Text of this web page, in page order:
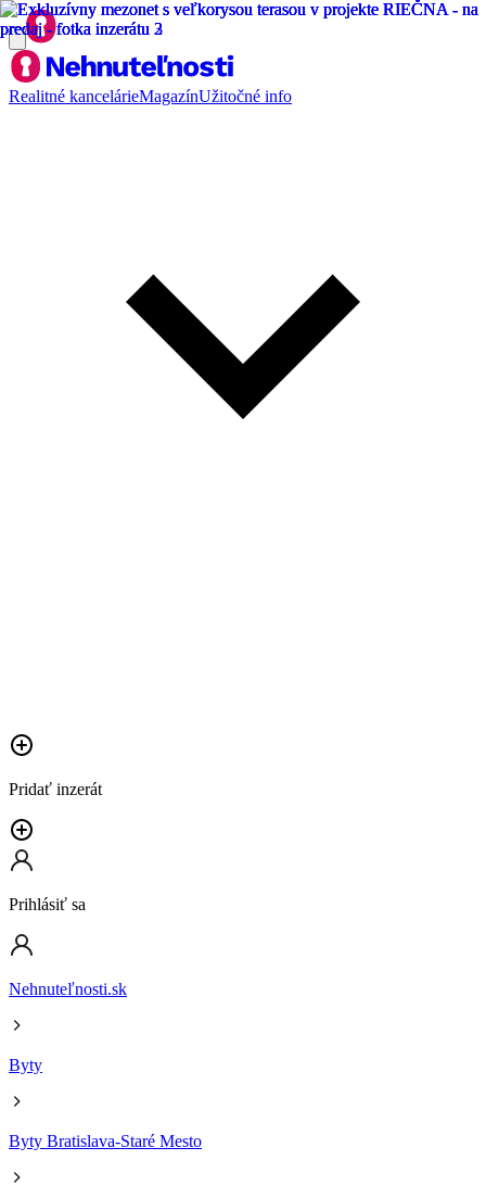
Realitné kancelárieMagazínUžitočné info
Pridať inzerát
Prihlásiť sa
Nehnuteľnosti.sk
Byty
Byty Bratislava-Staré Mesto